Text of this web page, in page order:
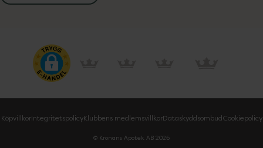
KöpvillkorIntegritetspolicyKlubbens medlemsvillkorDataskyddsombudCookiepolicy
© Kronans Apotek AB 2026